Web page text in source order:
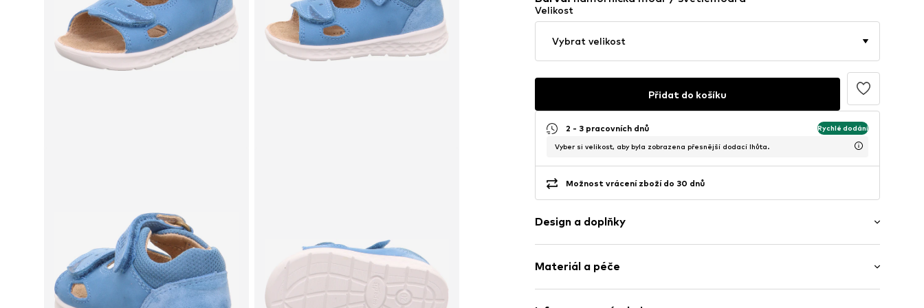
Velikost
Vybrat velikost
Přidat do košíku
2 - 3 pracovních dnů Rychlé dodání
Vyber si velikost, aby byla zobrazena přesnější dodací lhůta.
Možnost vrácení zboží do 30 dnů
Design a doplňky
Imitace kůže
Otevřená špička
Tvarovaná podešev
Materiál a péče